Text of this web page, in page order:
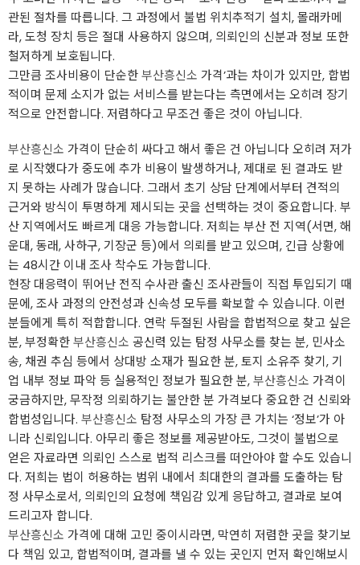
관된 절차를 따릅니다. 그 과정에서 불법 위치추적기 설치, 몰래카메
라, 도청 장치 등은 절대 사용하지 않으며, 의뢰인의 신분과 정보 또한
철저하게 보호됩니다.
그만큼 조사비용이 단순한부산흥신소 가격’과는 차이가 있지만, 합법
적이며 문제 소지가 없는 서비스를 받는다는 측면에서는 오히려 장기
적으로 안전합니다. 저렴하다고 무조건 좋은 것이 아닙니다.
부산흥신소 가격이 단순히 싸다고 해서 좋은 건 아닙니다 오히려 저가
로 시작했다가 중도에 추가 비용이 발생하거나, 제대로 된 결과도 받
지 못하는 사례가 많습니다. 그래서 초기 상담 단계에서부터 견적의
근거와 방식이 투명하게 제시되는 곳을 선택하는 것이 중요합니다. 부
산 지역에서도 빠르게 대응 가능합니다. 저희는 부산 전 지역(서면, 해
운대, 동래, 사하구, 기장군 등)에서 의뢰를 받고 있으며, 긴급 상황에
는 48시간 이내 조사 착수도 가능합니다.
현장 대응력이 뛰어난 전직 수사관 출신 조사관들이 직접 투입되기 때
문에, 조사 과정의 안전성과 신속성 모두를 확보할 수 있습니다. 이런
분들에게 특히 적합합니다. 연락 두절된 사람을 합법적으로 찾고 싶은
분, 부정확한부산흥신소 공신력 있는 탐정 사무소를 찾는 분, 민사소
송, 채권 추심 등에서 상대방 소재가 필요한 분, 토지 소유주 찾기, 기
업 내부 정보 파악 등 실용적인 정보가 필요한 분,부산흥신소 가격이
궁금하지만, 무작정 의뢰하기는 불안한 분 가격보다 중요한 건 신뢰와
합법성입니다. 부산흥신소 탐정 사무소의 가장 큰 가치는 ‘정보’가 아
니라 신뢰입니다. 아무리 좋은 정보를 제공받아도, 그것이 불법으로
얻은 자료라면 의뢰인 스스로 법적 리스크를 떠안아야 할 수도 있습니
다. 저희는 법이 허용하는 범위 내에서 최대한의 결과를 도출하는 탐
정 사무소로서, 의뢰인의 요청에 책임감 있게 응답하고, 결과로 보여
드리고자 합니다.
부산흥신소 가격에 대해 고민 중이시라면, 막연히 저렴한 곳을 찾기보
다 책임 있고, 합법적이며, 결과를 낼 수 있는 곳인지 먼저 확인해보시